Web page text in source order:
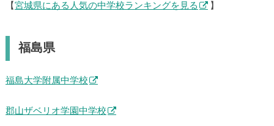
【 宮城県にある人気の中学校ランキングを見る 】
福島県
福島大学附属中学校
郡山ザベリオ学園中学校